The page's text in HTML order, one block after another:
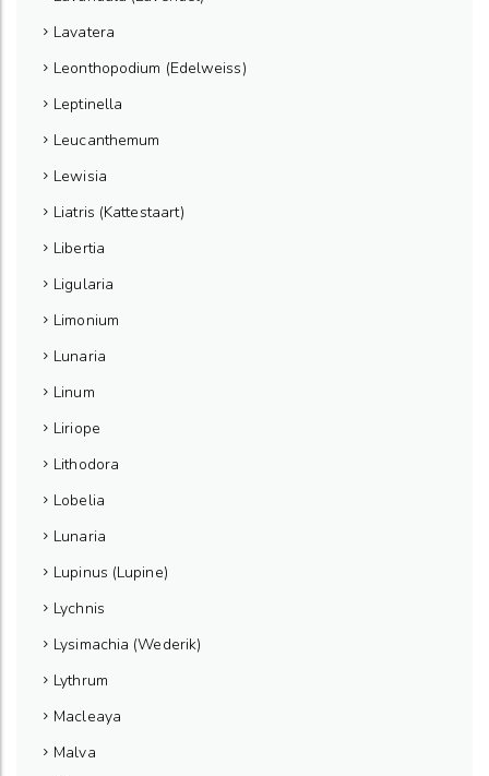
Lavatera
Leonthopodium (Edelweiss)
Leptinella
Leucanthemum
Lewisia
Liatris (Kattestaart)
Libertia
Ligularia
Limonium
Lunaria
Linum
Liriope
Lithodora
Lobelia
Lunaria
Lupinus (Lupine)
Lychnis
Lysimachia (Wederik)
Lythrum
Macleaya
Malva